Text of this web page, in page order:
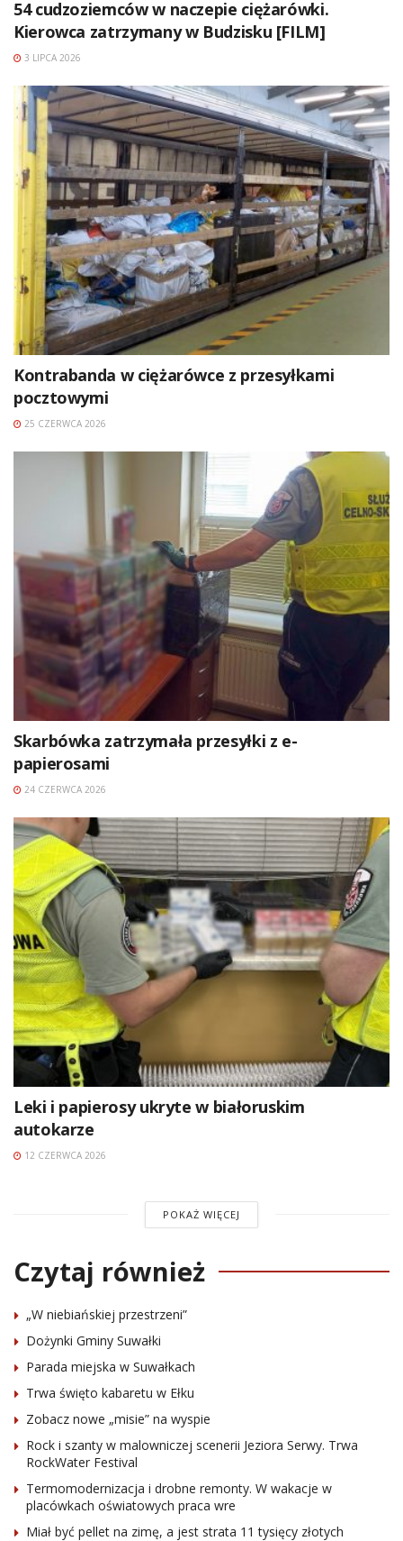
54 cudzoziemców w naczepie ciężarówki.
Kierowca zatrzymany w Budzisku [FILM]
3 LIPCA 2026
Kontrabanda w ciężarówce z przesyłkami
pocztowymi
25 CZERWCA 2026
Skarbówka zatrzymała przesyłki z e-
papierosami
24 CZERWCA 2026
Leki i papierosy ukryte w białoruskim
autokarze
12 CZERWCA 2026
POKAŻ WIĘCEJ
Czytaj również
„W niebiańskiej przestrzeni”
Dożynki Gminy Suwałki
Parada miejska w Suwałkach
Trwa święto kabaretu w Ełku
Zobacz nowe „misie” na wyspie
Rock i szanty w malowniczej scenerii Jeziora Serwy. Trwa
RockWater Festival
Termomodernizacja i drobne remonty. W wakacje w
placówkach oświatowych praca wre
Miał być pellet na zimę, a jest strata 11 tysięcy złotych